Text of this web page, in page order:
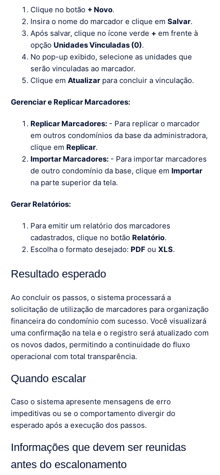
Clique no botão + Novo.
Insira o nome do marcador e clique emSalvar.
Após salvar, clique no ícone verde + em frente à
opção Unidades Vinculadas (0).
No pop-up exibido, selecione as unidades que
serão vinculadas ao marcador.
Clique emAtualizar para concluir a vinculação.
Gerenciar e Replicar Marcadores:
Replicar Marcadores: - Para replicar o marcador
em outros condomínios da base da administradora,
clique em Replicar.
Importar Marcadores: - Para importar marcadores
de outro condomínio da base, clique em Importar
na parte superior da tela.
Gerar Relatórios:
Para emitir um relatório dos marcadores
cadastrados, clique no botão Relatório.
Escolha o formato desejado: PDF ouXLS.
Resultado esperado
Ao concluir os passos, o sistema processará a
solicitação de utilização de marcadores para organização
financeira do condomínio com sucesso. Você visualizará
uma confirmação na tela e o registro será atualizado com
os novos dados, permitindo a continuidade do fluxo
operacional com total transparência.
Quando escalar
Caso o sistema apresente mensagens de erro
impeditivas ou se o comportamento divergir do
esperado após a execução dos passos.
Informações que devem ser reunidas
antes do escalonamento